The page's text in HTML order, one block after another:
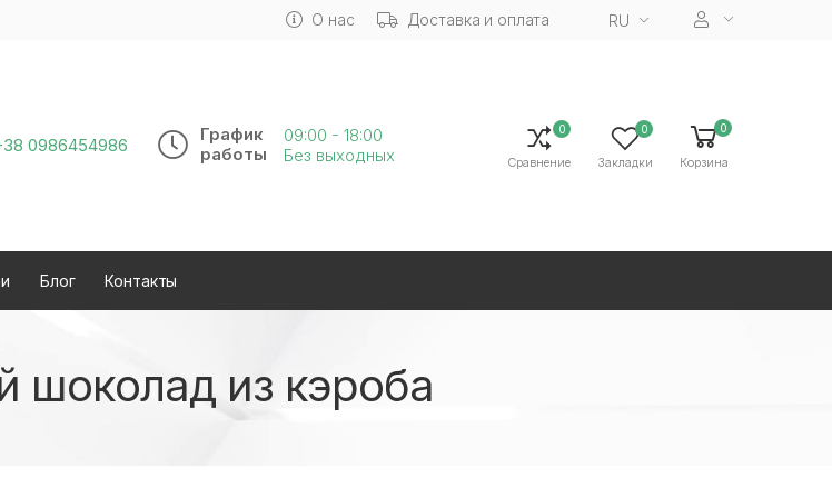
О нас Доставка и оплата RU
0986454986
График
работы
09:00 - 18:00
Без выходных
0
Сравнение
0
Закладки
0
Корзина
Блог Контакты
шоколад из кэроба